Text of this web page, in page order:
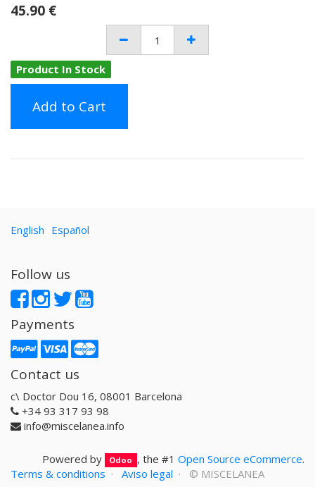
45.90 €
Product In Stock
Add to Cart
English Español
Follow us
Payments
Contact us
c\ Doctor Dou 16, 08001 Barcelona
+34 93 317 93 98
info@miscelanea.info
Powered by Odoo , the #1 Open Source eCommerce.
Terms & conditions · Aviso legal · © MISCELANEA